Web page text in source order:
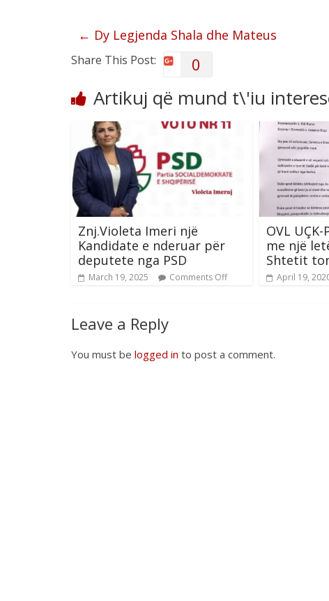
← Dy Legjenda Shala dhe Mateus
Share This Post: 0
Artikuj që mund t\'iu
Znj.Violeta Imeri një
Kandidate e nderuar për
deputete nga PSD
March 19, 2025 Comments Off
OVL
me një
Shtetit
April 19,
Leave a Reply
You must be logged in to post a comment.